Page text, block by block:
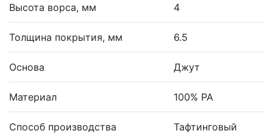
Высота ворса, мм 4
Толщина покрытия, мм 6.5
Основа Джут
Материал 100% PA
Способ производства Тафтинговый